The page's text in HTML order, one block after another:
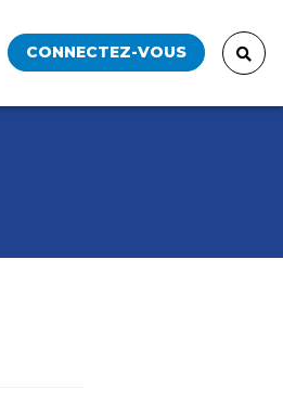
CONNECTEZ-VOUS